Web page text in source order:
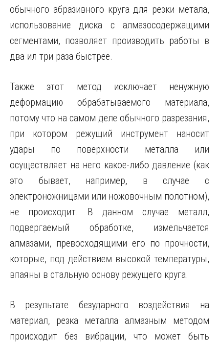
обычного абразивного круга для резки метала,
использование диска с алмазосодержащими
сегментами, позволяет производить работы в
два ил три раза быстрее.
Также этот метод исключает ненужную
деформацию обрабатываемого материала,
потому что на самом деле обычного разрезания,
при котором режущий инструмент наносит
удары по поверхности металла или
осуществляет на него какое-либо давление (как
это бывает, например, в случае с
электроножницами или ножовочным полотном),
не происходит. В данном случае металл,
подвергаемый обработке, измельчается
алмазами, превосходящими его по прочности,
которые, под действием высокой температуры,
впаяны в стальную основу режущего круга.
В результате безударного воздействия на
материал, резка металла алмазным методом
происходит без вибрации, что может быть